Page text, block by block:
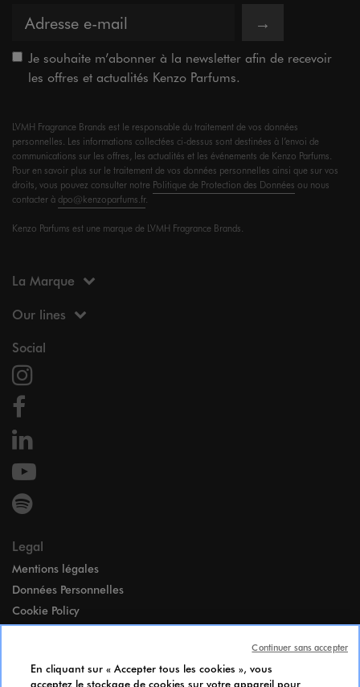
→
Je souhaite m’abonner à la newsletter afin de recevoir
les offres et actualités Kenzo Parfums.
LVMH Fragrance Brands est le responsable du traitement de vos données
personnelles. Les informations collectées ci-dessus sont destinées à l’envoi de
communications sur les offres, les actualités et les événements de Kenzo Parfums.
Pour en savoir plus sur le traitement de vos données personnelles ainsi que sur vos
droits, vous pouvez consulter notre Politique de Protection des Données ou nous
contacter àdpo@kenzoparfums.fr.
Kenzo Parfums est une marque de LVMH Fragrance Brands.
La Marque
Our lines
Social
Legal
Mentions légales
Données Personnelles
Cookie Policy
Index égalité Femmes-Hommes
En cliquant sur « Accepter tous les cookies », vous
acceptez le stockage de cookies sur votre appareil pour
Continuer sans accepter